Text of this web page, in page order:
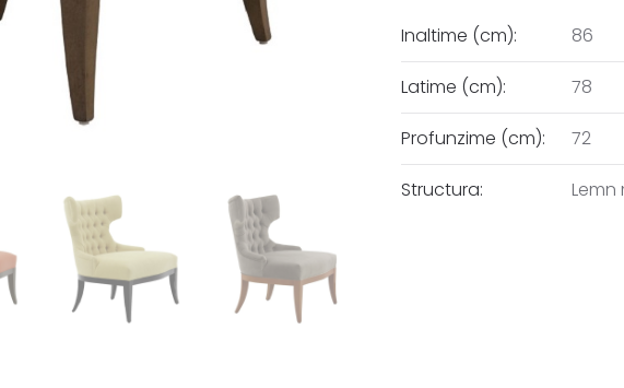
Inaltime (cm): 86
Latime (cm): 78
Profunzime (cm): 72
Structura: